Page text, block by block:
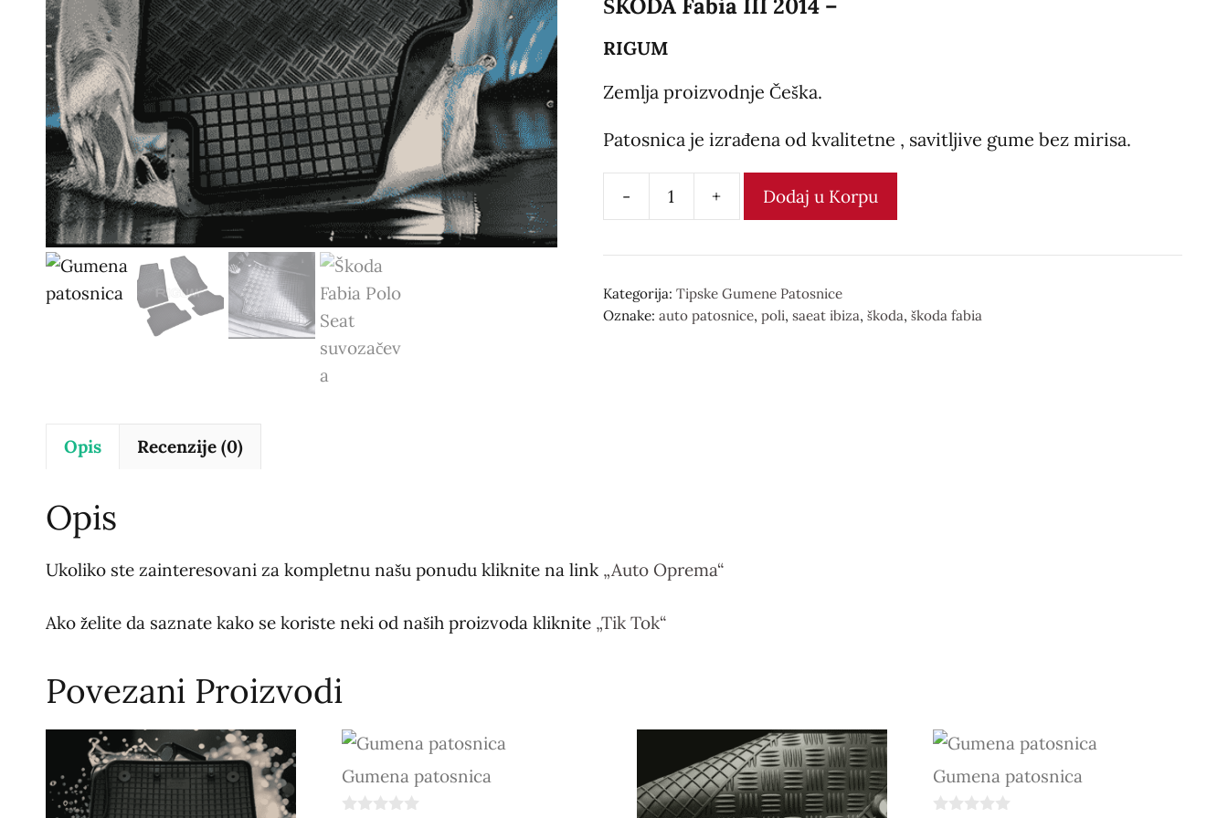
RIGUM
Zemlja proizvodnje Češka.
Patosnica je izrađena od kvalitetne , savitljive gume bez mirisa.
-
Gumena
количина
+ Dodaj u Korpu
Kategorija: Tipske Gumene Patosnice
Oznake: auto patosnice, poli, saeat ibiza, škoda, škoda fabia
Opis Recenzije (0)
Opis
Ukoliko ste zainteresovani za kompletnu našu ponudu kliknite na link „Auto Oprema“
Ako želite da saznate kako se koriste neki od naših proizvoda kliknite „Tik Tok“
Povezani Proizvodi
Gumena patosnica Gumena patosnica